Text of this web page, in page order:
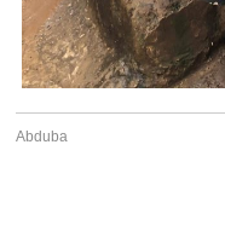
Abduba